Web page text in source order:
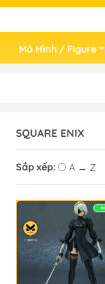
Mô Hình / Figure
SQUARE ENIX
Sắp xếp: A → Z